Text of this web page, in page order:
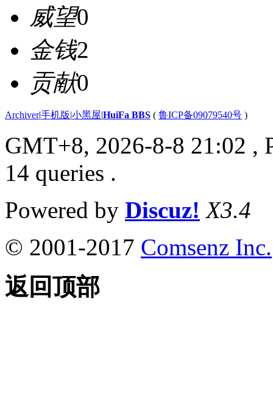
威望0
金钱2
贡献0
Archiver|手机版|小黑屋|HuiFa BBS ( 鲁ICP备09079540号 )
GMT+8, 2026-8-8 21:02 ,
14 queries .
Powered by Discuz! X3.4
© 2001-2017 Comsenz Inc.
返回顶部